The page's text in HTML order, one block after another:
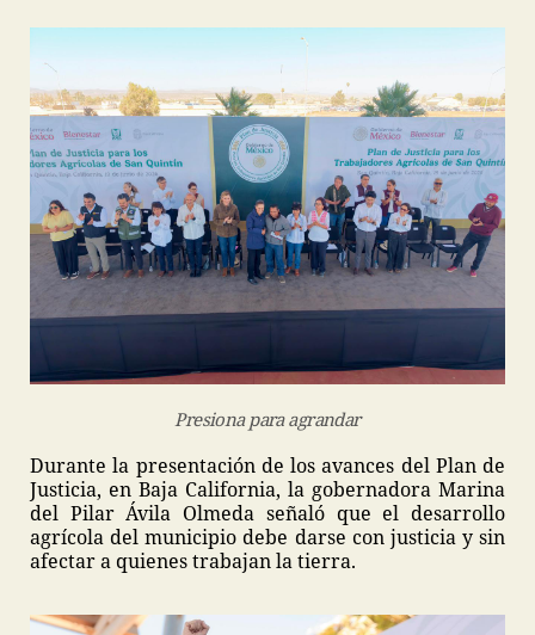
Presiona para agrandar
Durante la presentación de los avances del Plan de
Justicia, en Baja California, la gobernadora Marina
del Pilar Ávila Olmeda señaló que el desarrollo
agrícola del municipio debe darse con justicia y sin
afectar a quienes trabajan la tierra.